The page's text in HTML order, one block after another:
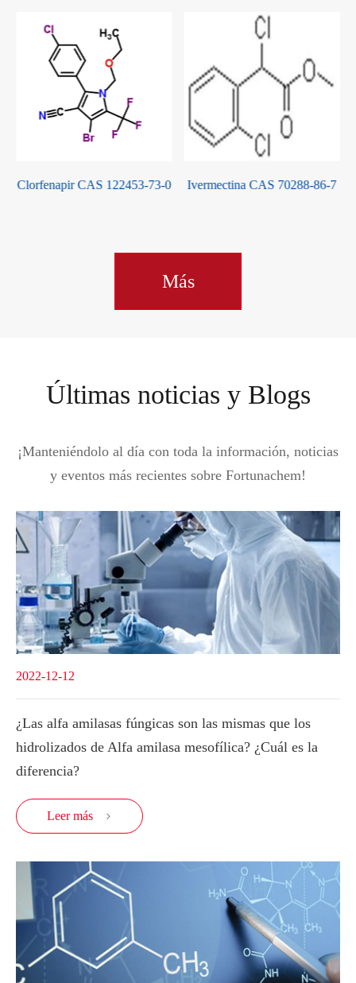
Clorfenapir CAS 122453-73-0 Ivermectina CAS 70288-86-7
Más
Últimas noticias y Blogs
¡Manteniéndolo al día con toda la información, noticias
y eventos más recientes sobre Fortunachem!
2022-12-12
¿Las alfa amilasas fúngicas son las mismas que los
hidrolizados de Alfa amilasa mesofílica? ¿Cuál es la
diferencia?
Leer más 